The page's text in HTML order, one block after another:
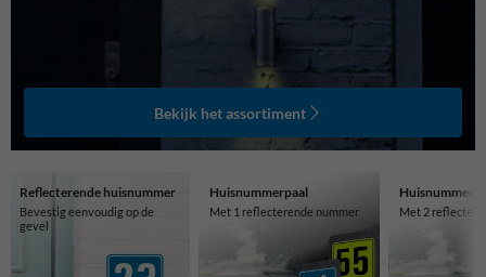
Bekijk het assortiment
Reflecterende huisnummer
Bevestig eenvoudig op de
gevel
Huisnummerpaal
Met 1 reflecterende nummer Met 2